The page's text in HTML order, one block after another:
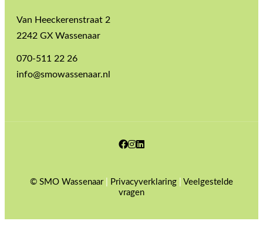
Van Heeckerenstraat 2
2242 GX Wassenaar
070-511 22 26
info@smowassenaar.nl
Facebook
Instagram
© SMO Wassenaar| Privacyverklaring
Veelgestelde
vragen